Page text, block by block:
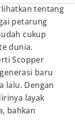
tentang
petarung
cukup
dunia.
Scopper
baru
lalu. Dengan
layak
bahkan